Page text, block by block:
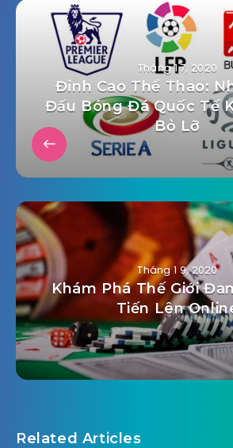
Tháng 1 7, 2020
Đỉnh Cao Thể Thao:
Đấu Bóng Đá Quốc Tế
Bỏ Lỡ
Tháng 1 9, 2020
Khám Phá Thế Giới
Tiến Lên
Related Articles